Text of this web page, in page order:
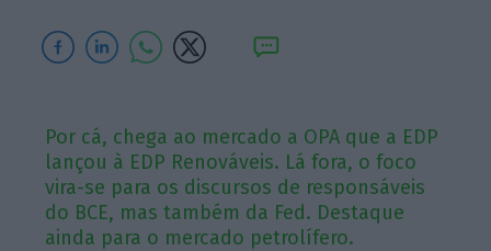
Por cá, chega ao mercado a OPA que a EDP
lançou à EDP Renováveis. Lá fora, o foco
vira-se para os discursos de responsáveis
do BCE, mas também da Fed. Destaque
ainda para o mercado petrolífero.